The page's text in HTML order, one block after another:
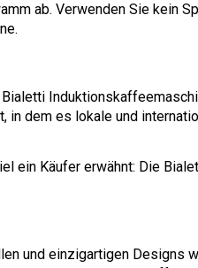
ab. Verwenden Sie kein
in dem es lokale und
ein Käufer erwähnt: Die
und einzigartigen Designs